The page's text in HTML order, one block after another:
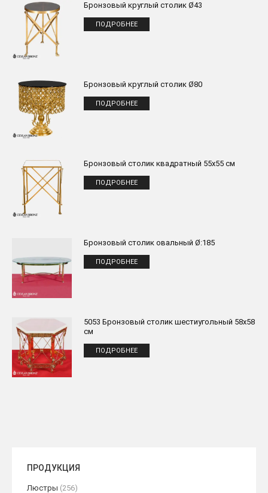
Бронзовый круглый столик Ø43
ПОДРОБНЕЕ
Бронзовый круглый столик Ø80
ПОДРОБНЕЕ
Бронзовый столик квадратный 55x55 см
ПОДРОБНЕЕ
Бронзовый столик овальный Ø:185
ПОДРОБНЕЕ
5053 Бронзовый столик шестиугольный 58x58
см
ПОДРОБНЕЕ
ПРОДУКЦИЯ
Люстры (256)